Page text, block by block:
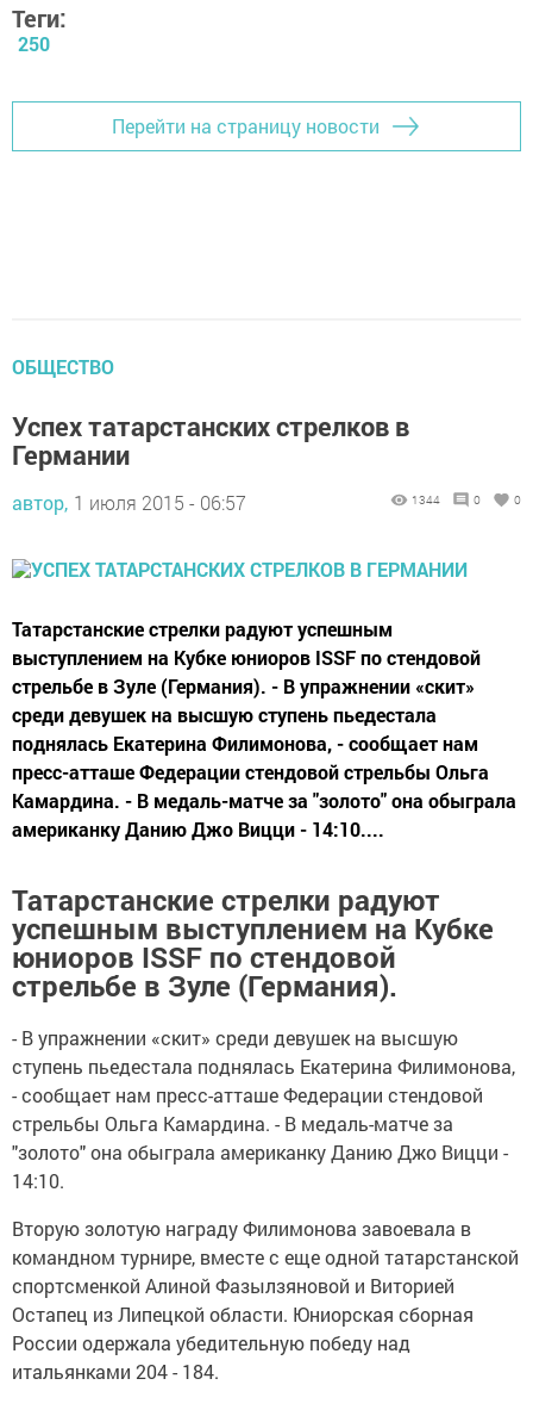
Теги:
250
Перейти на страницу новости
ОБЩЕСТВО
Успех татарстанских стрелков в
Германии
автор, 1 июля 2015 - 06:57 1344 0 0
Татарстанские стрелки радуют успешным
выступлением на Кубке юниоров ISSF по стендовой
стрельбе в Зуле (Германия). - В упражнении «скит»
среди девушек на высшую ступень пьедестала
поднялась Екатерина Филимонова, - сообщает нам
пресс-атташе Федерации стендовой стрельбы Ольга
Камардина. - В медаль-матче за "золото" она обыграла
американку Данию Джо Вицци - 14:10....
Татарстанские стрелки радуют
успешным выступлением на Кубке
юниоров ISSF по стендовой
стрельбе в Зуле (Германия).
- В упражнении «скит» среди девушек на высшую
ступень пьедестала поднялась Екатерина Филимонова,
- сообщает нам пресс-атташе Федерации стендовой
стрельбы Ольга Камардина. - В медаль-матче за
"золото" она обыграла американку Данию Джо Вицци -
14:10.
Вторую золотую награду Филимонова завоевала в
командном турнире, вместе с еще одной татарстанской
спортсменкой Алиной Фазылзяновой и Виторией
Остапец из Липецкой области. Юниорская сборная
России одержала убедительную победу над
итальянками 204 - 184.